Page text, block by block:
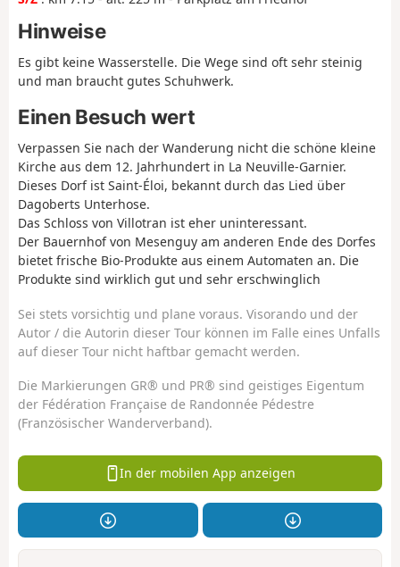
Hinweise
Es gibt keine Wasserstelle. Die Wege sind oft sehr steinig
und man braucht gutes Schuhwerk.
Einen Besuch wert
Verpassen Sie nach der Wanderung nicht die schöne kleine
Kirche aus dem 12. Jahrhundert in La Neuville-Garnier.
Dieses Dorf ist Saint-Éloi, bekannt durch das Lied über
Dagoberts Unterhose.
Das Schloss von Villotran ist eher uninteressant.
Der Bauernhof von Mesenguy am anderen Ende des Dorfes
bietet frische Bio-Produkte aus einem Automaten an. Die
Produkte sind wirklich gut und sehr erschwinglich
Sei stets vorsichtig und plane voraus. Visorando und der
Autor / die Autorin dieser Tour können im Falle eines Unfalls
auf dieser Tour nicht haftbar gemacht werden.
Die Markierungen GR® und PR® sind geistiges Eigentum
der Fédération Française de Randonnée Pédestre
(Französischer Wanderverband).
In der mobilen App anzeigen